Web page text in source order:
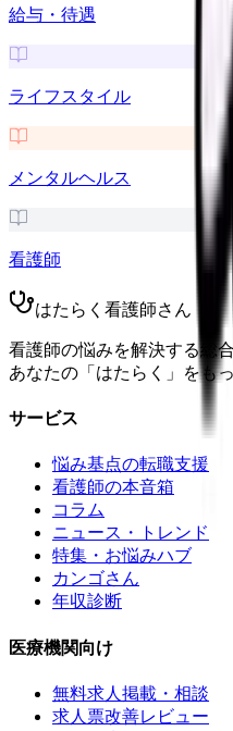
給与・待遇
ライフスタイル
メンタルヘルス
看護師
はたらく看護師さん
看護師の悩みを解決する総
あなたの「はたらく」をも
サービス
悩み基点の転職支援
看護師の本音箱
コラム
ニュース・トレンド
特集・お悩みハブ
カンゴさん
年収診断
医療機関向け
無料求人掲載・相談
求人票改善レビュー